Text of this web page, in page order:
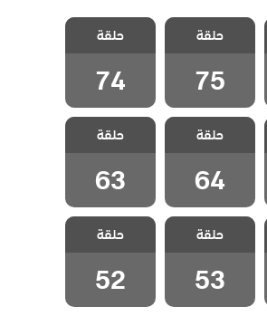
مسلسل ثلاث
اخوات الحلقة
75
حلقة
75
مسلسل ثلاث
اخوات الحلقة
74
حلقة
74
مسلسل ثلاث
اخوات الحلقة
64
حلقة
64
مسلسل ثلاث
اخوات الحلقة
63
حلقة
63
مسلسل ثلاث
اخوات الحلقة
53
حلقة
53
مسلسل ثلاث
اخوات الحلقة
52
حلقة
52